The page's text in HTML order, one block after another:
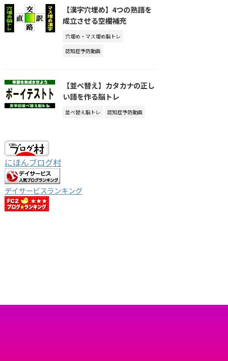
【漢字穴埋め】4つの熟語を
成立させる空欄補充
穴埋め・マス埋め脳トレ
認知症予防動画
【並べ替え】カタカナの正し
い語を作る脳トレ
並べ替え脳トレ 認知症予防動画
にほんブログ村
デイサービスランキング